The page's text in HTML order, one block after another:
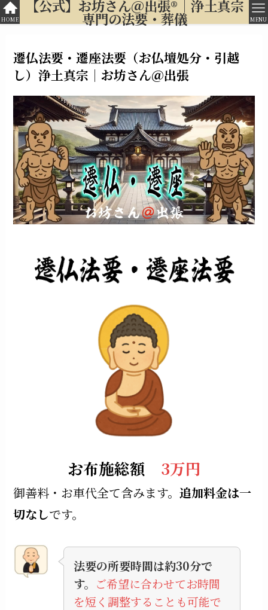
【公式】お坊さん＠出張®︎｜浄土真宗
専門の法要・葬儀
HOME MENU
遷仏法要・遷座法要（お仏壇処分・引越
し）浄土真宗｜お坊さん＠出張
お布施総額 3万円
御善料・お車代全て含みます。追加料金は一
切なしです。
法要の所要時間は約30分で
す。 ご希望に合わせてお時間
を短く調整することも可能で